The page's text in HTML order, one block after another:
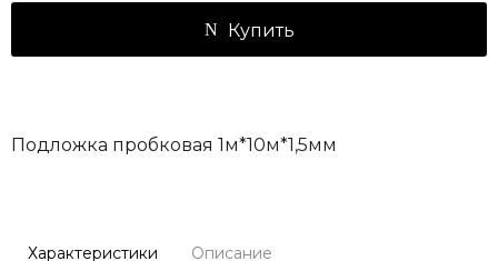
Купить
Подложка пробковая 1м*10м*1,5мм
Характеристики Описание